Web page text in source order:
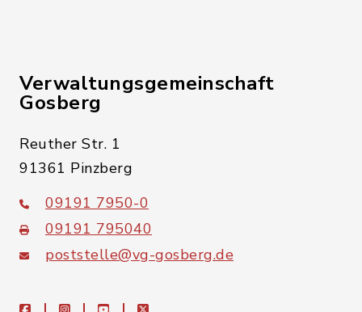
Verwaltungsgemeinschaft
Gosberg
Reuther Str. 1
91361 Pinzberg
09191 7950-0
09191 795040
poststelle@vg-gosberg.de